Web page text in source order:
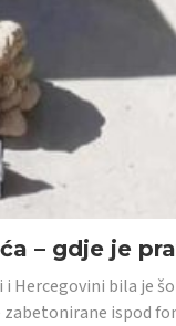
– gdje je
Hercegovini bila je
ispod